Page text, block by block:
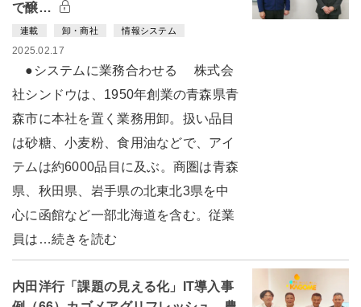
で醸…
連載 卸・商社 情報システム
2025.02.17
●システムに業務合わせる 株式会
社シンドウは、1950年創業の青森県青
森市に本社を置く業務用卸。扱い品目
は砂糖、小麦粉、食用油などで、アイ
テムは約6000品目に及ぶ。商圏は青森
県、秋田県、岩手県の北東北3県を中
心に函館など一部北海道を含む。従業
員は…続きを読む
内田洋行「課題の見える化」IT導入事